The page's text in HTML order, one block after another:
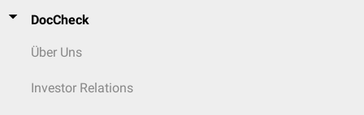
DocCheck
Über Uns
Investor Relations